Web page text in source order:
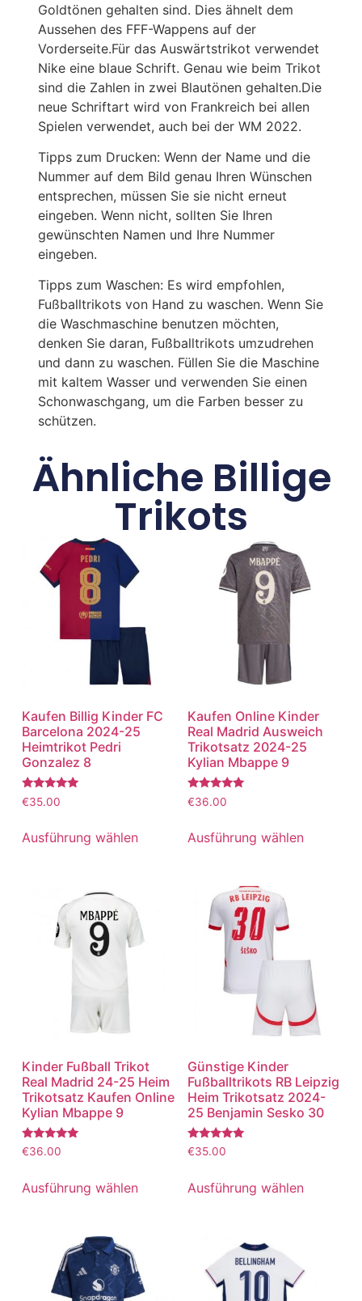
Goldtönen gehalten sind. Dies ähnelt dem
Aussehen des FFF-Wappens auf der
Vorderseite.Für das Auswärtstrikot verwendet
Nike eine blaue Schrift. Genau wie beim Trikot
sind die Zahlen in zwei Blautönen gehalten.Die
neue Schriftart wird von Frankreich bei allen
Spielen verwendet, auch bei der WM 2022.
Tipps zum Drucken: Wenn der Name und die
Nummer auf dem Bild genau Ihren Wünschen
entsprechen, müssen Sie sie nicht erneut
eingeben. Wenn nicht, sollten Sie Ihren
gewünschten Namen und Ihre Nummer
eingeben.
Tipps zum Waschen: Es wird empfohlen,
Fußballtrikots von Hand zu waschen. Wenn Sie
die Waschmaschine benutzen möchten,
denken Sie daran, Fußballtrikots umzudrehen
und dann zu waschen. Füllen Sie die Maschine
mit kaltem Wasser und verwenden Sie einen
Schonwaschgang, um die Farben besser zu
schützen.
Ähnliche Billige
Trikots
Kaufen Billig Kinder FC
Barcelona 2024-25
Heimtrikot Pedri
Gonzalez 8
Bewertet
mit
von 5
€35.00
Ausführung wählen
Kaufen Online Kinder
Real Madrid Ausweich
Trikotsatz 2024-25
Kylian Mbappe 9
Bewertet
mit
von 5
€36.00
Ausführung wählen
Kinder Fußball Trikot
Real Madrid 24-25 Heim
Trikotsatz Kaufen Online
Kylian Mbappe 9
Bewertet
mit
von 5
€36.00
Ausführung wählen
Günstige Kinder
Fußballtrikots RB Leipzig
Heim Trikotsatz 2024-
25 Benjamin Sesko 30
Bewertet
mit
von 5
€35.00
Ausführung wählen